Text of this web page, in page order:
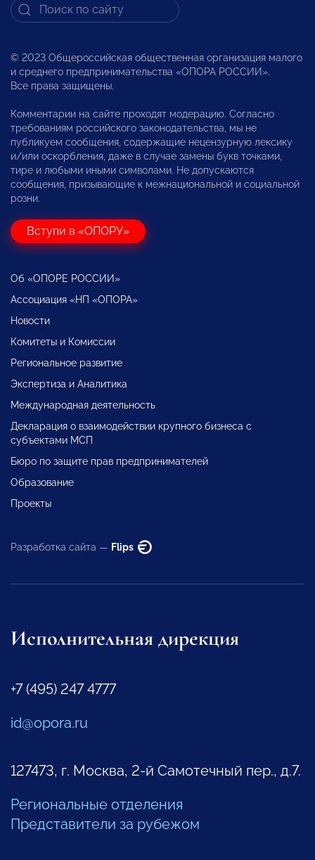
© 2023 Общероссийская общественная организация малого
и среднего предпринимательства «ОПОРА РОССИИ».
Все права защищены.
Комментарии на сайте проходят модерацию. Согласно
требованиям российского законодательства, мы не
публикуем сообщения, содержащие нецензурную лексику
и/или оскорбления, даже в случае замены букв точками,
тире и любыми иными символами. Не допускаются
сообщения, призывающие к межнациональной и социальной
розни.
Вступи в «ОПОРУ»
Об «ОПОРЕ РОССИИ»
Ассоциация «НП «ОПОРА»
Новости
Комитеты и Комиссии
Региональное развитие
Экспертиза и Аналитика
Международная деятельность
Декларация о взаимодействии крупного бизнеса с
субъектами МСП
Бюро по защите прав предпринимателей
Образование
Проекты
Разработка сайта — Flips
Исполнительная дирекция
+7 (495) 247 4777
id@opora.ru
127473, г. Москва, 2-й Самотечный пер., д.7.
Региональные отделения
Представители за рубежом